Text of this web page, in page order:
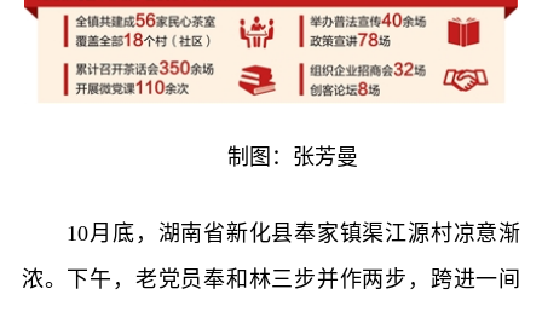
制图：张芳曼
10月底，湖南省新化县奉家镇渠江源村凉意渐
浓。下午，老党员奉和林三步并作两步，跨进一间